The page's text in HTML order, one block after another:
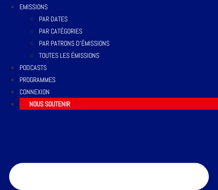
EMISSIONS
PAR DATES
PAR CATÉGORIES
PAR PATRONS D’ÉMISSIONS
TOUTES LES ÉMISSIONS
PODCASTS
PROGRAMMES
CONNEXION
NOUS SOUTENIR